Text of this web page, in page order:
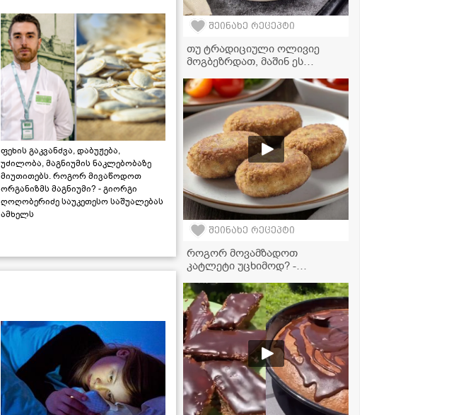
ფეხის გაკვანძვა, დაბუჟება,
უძილობა, მაგნიუმის ნაკლებობაზე
მიუთითებს. როგორ მივაწოდოთ
ორგანიზმს მაგნიუმი? - გიორგი
ღოღობერიძე საუკეთესო საშუალებას
ამხელს
შეინახე რეცეპტი
თუ ტრადიციული ოლივიე
მოგბეზრდათ, მაშინ ეს
ბიუჯეტური ვარიანტი
მოამზადეთ!
შეინახე რეცეპტი
როგორ მოვამზადოთ
კატლეტი უცხიმოდ? -
აეროგრილისთვის